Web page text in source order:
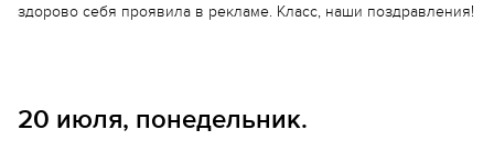
здорово себя проявила в рекламе. Класс, наши поздравления!
20 июля, понедельник.